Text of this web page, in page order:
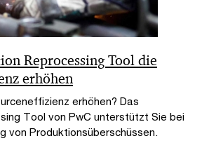
Reprocessing Tool die
erhöhen
erhöhen? Das
Tool von PwC unterstützt Sie bei
von Produktionsüberschüssen.